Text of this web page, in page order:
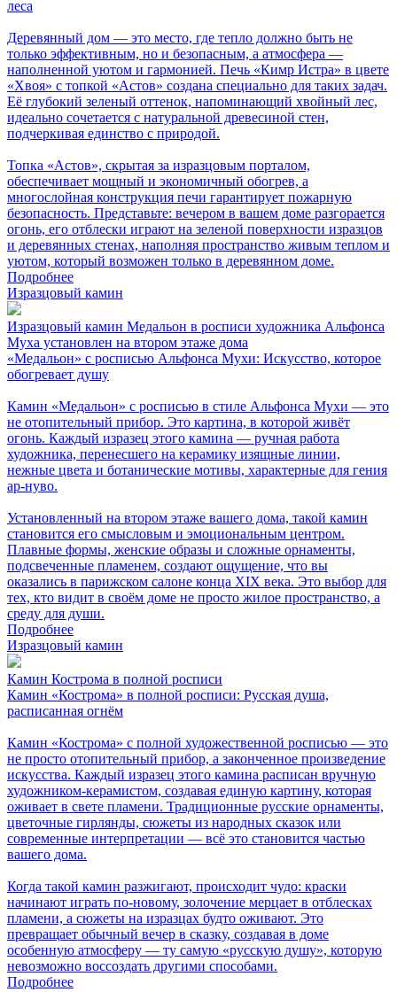
леса
Деревянный дом — это место, где тепло должно быть не
только эффективным, но и безопасным, а атмосфера —
наполненной уютом и гармонией. Печь «Кимр Истра» в цвете
«Хвоя» с топкой «Астов» создана специально для таких задач.
Её глубокий зеленый оттенок, напоминающий хвойный лес,
идеально сочетается с натуральной древесиной стен,
подчеркивая единство с природой.
Топка «Астов», скрытая за изразцовым порталом,
обеспечивает мощный и экономичный обогрев, а
многослойная конструкция печи гарантирует пожарную
безопасность. Представьте: вечером в вашем доме разгорается
огонь, его отблески играют на зеленой поверхности изразцов
и деревянных стенах, наполняя пространство живым теплом и
уютом, который возможен только в деревянном доме.
Подробнее
Изразцовый камин
Изразцовый камин Медальон в росписи художника Альфонса
Муха установлен на втором этаже дома
«Медальон» с росписью Альфонса Мухи: Искусство, которое
обогревает душу
Камин «Медальон» с росписью в стиле Альфонса Мухи — это
не отопительный прибор. Это картина, в которой живёт
огонь. Каждый изразец этого камина — ручная работа
художника, перенесшего на керамику изящные линии,
нежные цвета и ботанические мотивы, характерные для гения
ар-нуво.
Установленный на втором этаже вашего дома, такой камин
становится его смысловым и эмоциональным центром.
Плавные формы, женские образы и сложные орнаменты,
подсвеченные пламенем, создают ощущение, что вы
оказались в парижском салоне конца XIX века. Это выбор для
тех, кто видит в своём доме не просто жилое пространство, а
среду для души.
Подробнее
Изразцовый камин
Камин Кострома в полной росписи
Камин «Кострома» в полной росписи: Русская душа,
расписанная огнём
Камин «Кострома» с полной художественной росписью — это
не просто отопительный прибор, а законченное произведение
искусства. Каждый изразец этого камина расписан вручную
художником-керамистом, создавая единую картину, которая
оживает в свете пламени. Традиционные русские орнаменты,
цветочные гирлянды, сюжеты из народных сказок или
современные интерпретации — всё это становится частью
вашего дома.
Когда такой камин разжигают, происходит чудо: краски
начинают играть по-новому, золочение мерцает в отблесках
пламени, а сюжеты на изразцах будто оживают. Это
превращает обычный вечер в сказку, создавая в доме
особенную атмосферу — ту самую «русскую душу», которую
невозможно воссоздать другими способами.
Подробнее